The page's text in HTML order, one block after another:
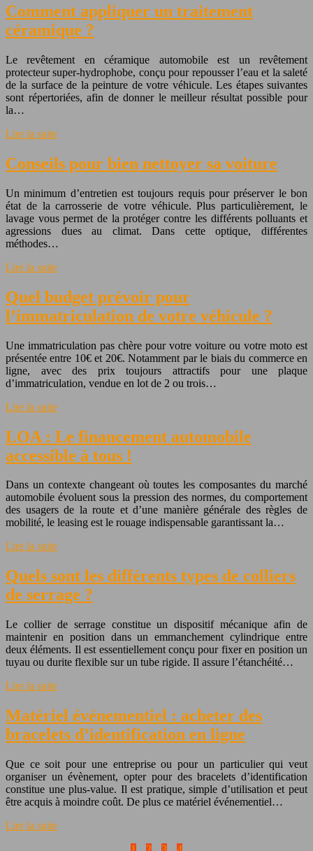
Comment appliquer un traitement
céramique ?
Le revêtement en céramique automobile est un revêtement
protecteur super-hydrophobe, conçu pour repousser l’eau et la saleté
de la surface de la peinture de votre véhicule. Les étapes suivantes
sont répertoriées, afin de donner le meilleur résultat possible pour
la…
Lire la suite
Conseils pour bien nettoyer sa voiture
Un minimum d’entretien est toujours requis pour préserver le bon
état de la carrosserie de votre véhicule. Plus particulièrement, le
lavage vous permet de la protéger contre les différents polluants et
agressions dues au climat. Dans cette optique, différentes
méthodes…
Lire la suite
Quel budget prévoir pour
l’immatriculation de votre véhicule ?
Une immatriculation pas chère pour votre voiture ou votre moto est
présentée entre 10€ et 20€. Notamment par le biais du commerce en
ligne, avec des prix toujours attractifs pour une plaque
d’immatriculation, vendue en lot de 2 ou trois…
Lire la suite
LOA : Le financement automobile
accessible à tous !
Dans un contexte changeant où toutes les composantes du marché
automobile évoluent sous la pression des normes, du comportement
des usagers de la route et d’une manière générale des règles de
mobilité, le leasing est le rouage indispensable garantissant la…
Lire la suite
Quels sont les différents types de colliers
de serrage ?
Le collier de serrage constitue un dispositif mécanique afin de
maintenir en position dans un emmanchement cylindrique entre
deux éléments. Il est essentiellement conçu pour fixer en position un
tuyau ou durite flexible sur un tube rigide. Il assure l’étanchéité…
Lire la suite
Matériel événementiel : acheter des
bracelets d’identification en ligne
Que ce soit pour une entreprise ou pour un particulier qui veut
organiser un évènement, opter pour des bracelets d’identification
constitue une plus-value. Il est pratique, simple d’utilisation et peut
être acquis à moindre coût. De plus ce matériel événementiel…
Lire la suite